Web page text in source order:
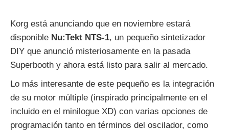
Korg está anunciando que en noviembre estará
disponible Nu:Tekt NTS-1, un pequeño sintetizador
DIY que anunció misteriosamente en la pasada
Superbooth y ahora está listo para salir al mercado.
Lo más interesante de este pequeño es la integración
de su motor múltiple (inspirado principalmente en el
incluido en el minilogue XD) con varias opciones de
programación tanto en términos del oscilador, como